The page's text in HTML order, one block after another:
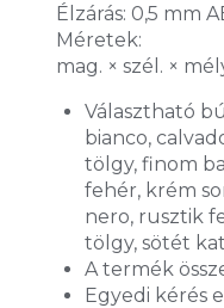
Élzárás: 0,5 mm
Méretek:
mag. × szél. ×
Választható
bianco,
tölgy, finom
fehér, krém
nero, rusztik
tölgy, sötét
A termék
Egyedi kérés